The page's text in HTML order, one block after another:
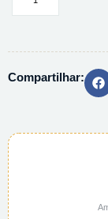
Compartilhar: